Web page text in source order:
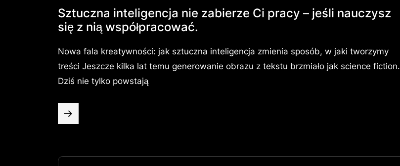
Sztuczna inteligencja nie zabierze Ci pracy – jeśli nauczysz
się z nią współpracować.
Nowa fala kreatywności: jak sztuczna inteligencja zmienia sposób, w jaki tworzymy
treści Jeszcze kilka lat temu generowanie obrazu z tekstu brzmiało jak science fiction.
Dziś nie tylko powstają